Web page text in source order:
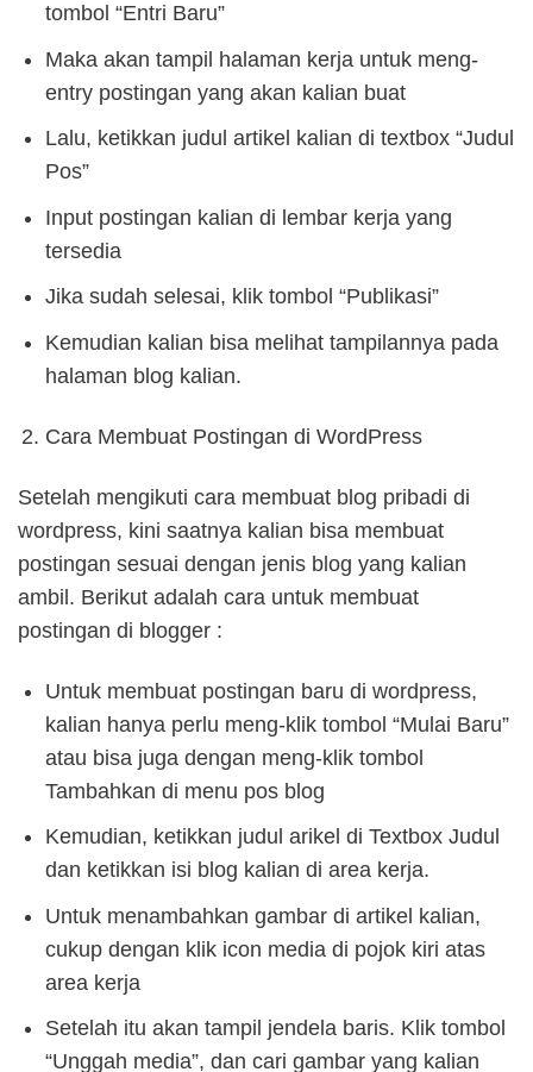
tombol “Entri Baru”
Maka akan tampil halaman kerja untuk meng-
entry postingan yang akan kalian buat
Lalu, ketikkan judul artikel kalian di textbox “Judul
Pos”
Input postingan kalian di lembar kerja yang
tersedia
Jika sudah selesai, klik tombol “Publikasi”
Kemudian kalian bisa melihat tampilannya pada
halaman blog kalian.
Cara Membuat Postingan di WordPress
Setelah mengikuti cara membuat blog pribadi di
wordpress, kini saatnya kalian bisa membuat
postingan sesuai dengan jenis blog yang kalian
ambil. Berikut adalah cara untuk membuat
postingan di blogger :
Untuk membuat postingan baru di wordpress,
kalian hanya perlu meng-klik tombol “Mulai Baru”
atau bisa juga dengan meng-klik tombol
Tambahkan di menu pos blog
Kemudian, ketikkan judul arikel di Textbox Judul
dan ketikkan isi blog kalian di area kerja.
Untuk menambahkan gambar di artikel kalian,
cukup dengan klik icon media di pojok kiri atas
area kerja
Setelah itu akan tampil jendela baris. Klik tombol
“Unggah media”, dan cari gambar yang kalian